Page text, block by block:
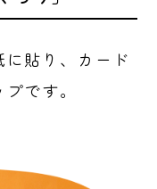
貼り、カード
です。